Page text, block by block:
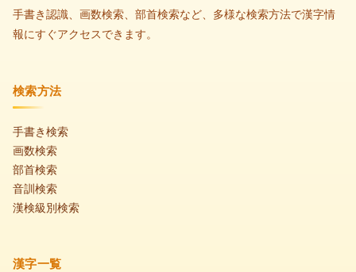
手書き認識、画数検索、部首検索など、多様な検索方法で漢字情
報にすぐアクセスできます。
検索方法
手書き検索
画数検索
部首検索
音訓検索
漢検級別検索
漢字一覧